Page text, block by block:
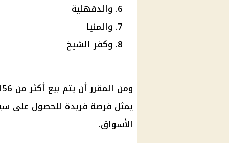
والدقهلية
والمنيا
وكفر الشيخ
يمثل فرصة فريدة للحصول على
الأسواق.